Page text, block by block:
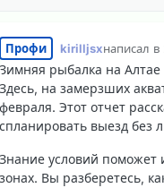
в сети
Профи kirilljsxнаписал в
Зимняя рыбалка на
Здесь, на замерзших
февраля. Этот отчет
спланировать выезд без
Знание условий поможет
зонах. Вы разберетесь,